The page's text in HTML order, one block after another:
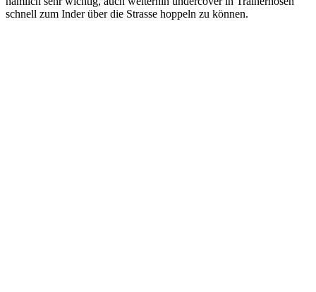
schnell zum Inder über die Strasse hoppeln zu können.